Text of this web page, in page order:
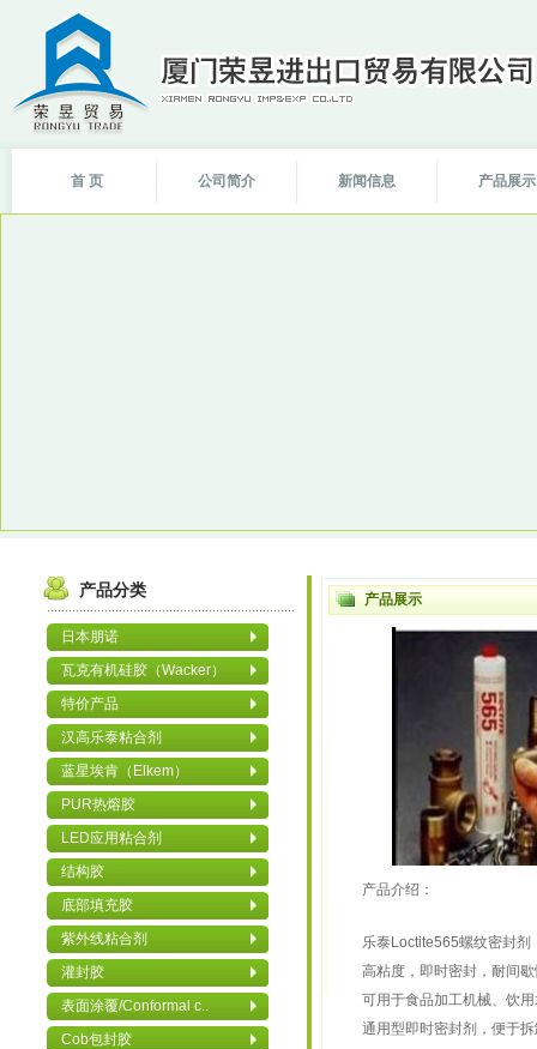
首 页 公司简介 新闻信息 产品展示
产品分类
日本朋诺
瓦克有机硅胶（Wacker）
特价产品
汉高乐泰粘合剂
蓝星埃肯（Elkem）
PUR热熔胶
LED应用粘合剂
结构胶
底部填充胶
紫外线粘合剂
灌封胶
表面涂覆/Conformal c..
Cob包封胶
产品展示
产品介绍：
乐泰Loctite565螺纹密封剂
高粘度，即时密封，耐间
可用于食品加工机械、饮
通用型即时密封剂，便于